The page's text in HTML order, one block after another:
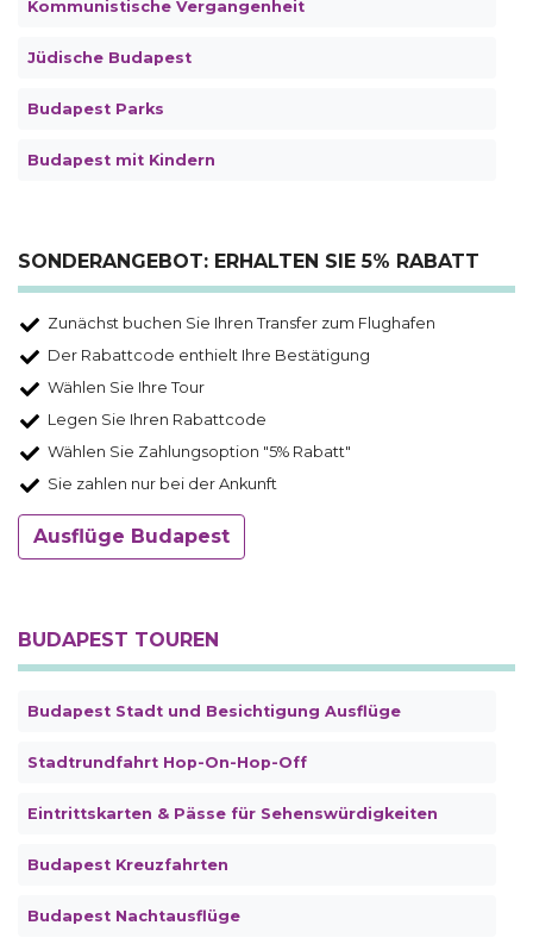
Kommunistische Vergangenheit
Jüdische Budapest
Budapest Parks
Budapest mit Kindern
SONDERANGEBOT: ERHALTEN SIE 5% RABATT
Zunächst buchen Sie Ihren Transfer zum Flughafen
Der Rabattcode enthielt Ihre Bestätigung
Wählen Sie Ihre Tour
Legen Sie Ihren Rabattcode
Wählen Sie Zahlungsoption "5% Rabatt"
Sie zahlen nur bei der Ankunft
Ausflüge Budapest
BUDAPEST TOUREN
Budapest Stadt und Besichtigung Ausflüge
Stadtrundfahrt Hop-On-Hop-Off
Eintrittskarten & Pässe für Sehenswürdigkeiten
Budapest Kreuzfahrten
Budapest Nachtausflüge